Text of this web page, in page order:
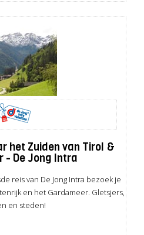
het Zuiden van Tirol &
- De Jong Intra
reis van De Jong Intra bezoek je
en het Gardameer. Gletsjers,
en steden!